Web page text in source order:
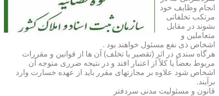
انجام وظایف خود
مرتکب تخلفاتی
بشوند در مقابل
متعاملین و
اشخاص ذی نفع مسئول خواهند بود .
هرگاه سندی در اثر (تقصیر یا تخلف) آن ها از قوانین و مقررات
مربوط بعضاً یا کلاً از اعتبار افتد و در نتیجه ضرری متوجه آن
اشخاص شود علاوه بر مجازتهای مقرر باید از عهده خسارت وارد
برآیند.
قانون و مسئولیت مدنی سردفتر